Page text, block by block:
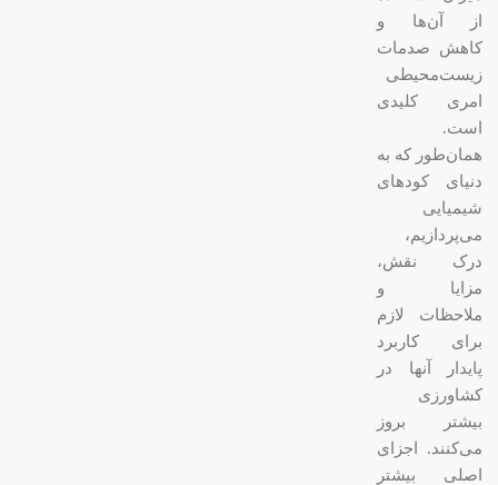
از آن‌ها و
کاهش صدمات
زیست‌محیطی
امری کلیدی
است.
همان‌طور که به
دنیای کودهای
شیمیایی
می‌پردازیم،
درک نقش،
مزایا و
ملاحظات لازم
برای کاربرد
پایدار آنها در
کشاورزی
بیشتر بروز
می‌کنند. اجزای
اصلی بیشتر